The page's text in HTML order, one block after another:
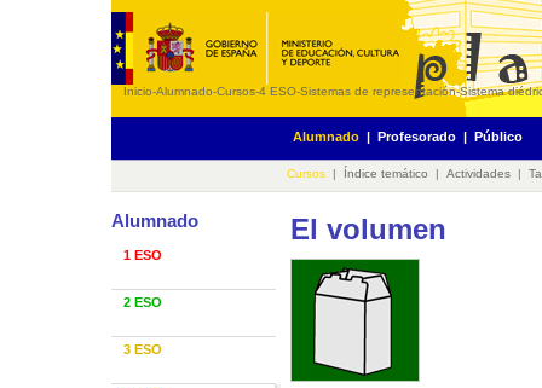
Inicio-Alumnado-Cursos-4 ESO-Sistemas de representación-Sistema
Alumnado | Profesorado | Público
Cursos | Índice temático | Actividades |
Alumnado
1 ESO
2 ESO
3 ESO
El volumen